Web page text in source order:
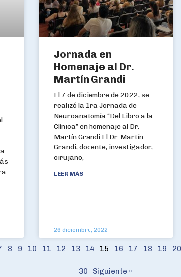
Jornada en
Homenaje al Dr.
Martín Grandi
El 7 de diciembre de 2022, se
realizó la 1ra Jornada de
Neuroanatomía “Del Libro a la
Clínica” en homenaje al Dr.
Martín Grandi El Dr. Martín
Grandi, docente, investigador,
cirujano,
LEER MÁS
26 diciembre, 2022
8 9 10 11 12 13 14 15 16 17 18 19 20
30 Siguiente »